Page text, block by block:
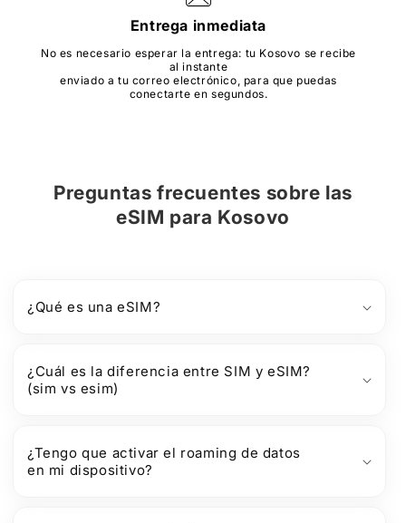
Entrega inmediata
No es necesario esperar la entrega: tu Kosovo se recibe
al instante
enviado a tu correo electrónico, para que puedas
conectarte en segundos.
Preguntas frecuentes sobre las
eSIM para Kosovo
¿Qué es una eSIM?
¿Cuál es la diferencia entre SIM y eSIM?
(sim vs esim)
¿Tengo que activar el roaming de datos
en mi dispositivo?